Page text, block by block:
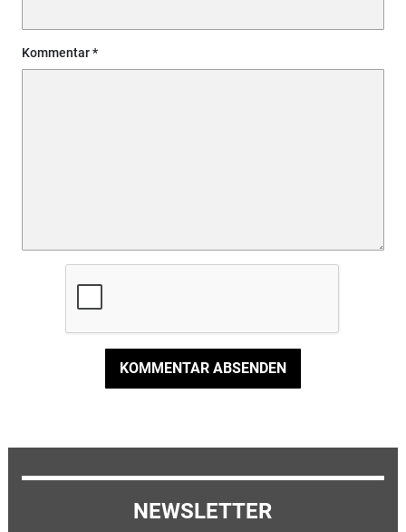
Kommentar
KOMMENTAR ABSENDEN
NEWSLETTER